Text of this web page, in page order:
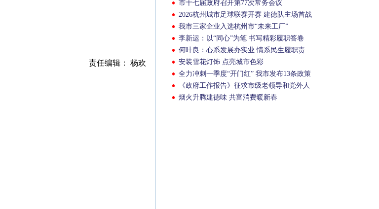
市十七届政府召开第77次常务会议
2026杭州城市足球联赛开赛 建德队主场首战
临平
我市三家企业入选杭州市“未来工厂”
李新运：以“同心”为笔 书写精彩履职答卷
何叶良：心系发展办实业 情系民生履职责
安装雪花灯饰 点亮城市色彩
全力冲刺一季度“开门红” 我市发布13条政策
《政府工作报告》征求市级老领导和党外人
士意见
烟火升腾建德味 共富消费暖新春
责任编辑： 杨欢